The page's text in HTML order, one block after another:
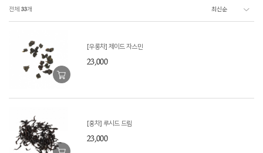
전체 33개
[우롱차] 제이드 자스민
23,000
[홍차] 루시드 드림
23,000